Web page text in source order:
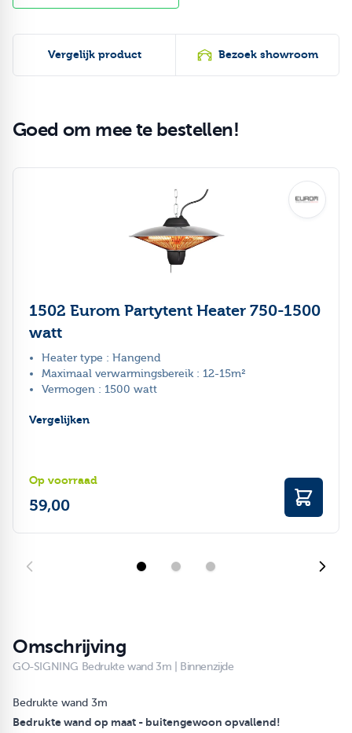
Vergelijk product Bezoek showroom
Goed om mee te bestellen!
Druk om carrousel over te slaan
1502 Eurom Partytent Heater 750-1500
watt
Heater type : Hangend
Maximaal verwarmingsbereik : 12-15m²
Vermogen : 1500 watt
Vergelijken
Op voorraad
59,00
Omschrijving
GO-SIGNING Bedrukte wand 3m | Binnenzijde
Bedrukte wand 3m
Bedrukte wand op maat - buitengewoon opvallend!